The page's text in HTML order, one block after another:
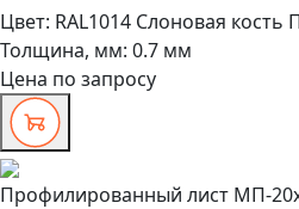
Цвет: RAL1014 Слоновая кость
Толщина, мм: 0.7 мм
Цена по запросу
Профилированный лист МП-